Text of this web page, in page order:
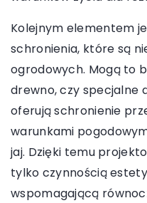
Kolejnym elementem
schronienia, które są
ogrodowych. Mogą to
drewno, czy specjalne
oferują schronienie
warunkami
jaj. Dzięki temu
tylko czynnością
wspomagającą